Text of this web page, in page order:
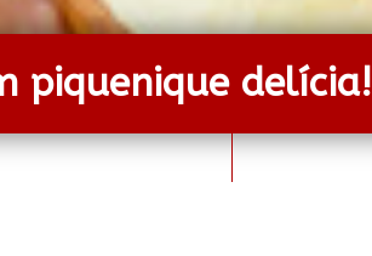
piquenique delícia!